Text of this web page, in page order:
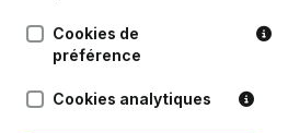
Cookies de
préférence
Cookies analytiques
Thème
de la fraude